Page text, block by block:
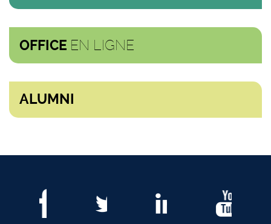
OFFICE EN LIGNE
ALUMNI